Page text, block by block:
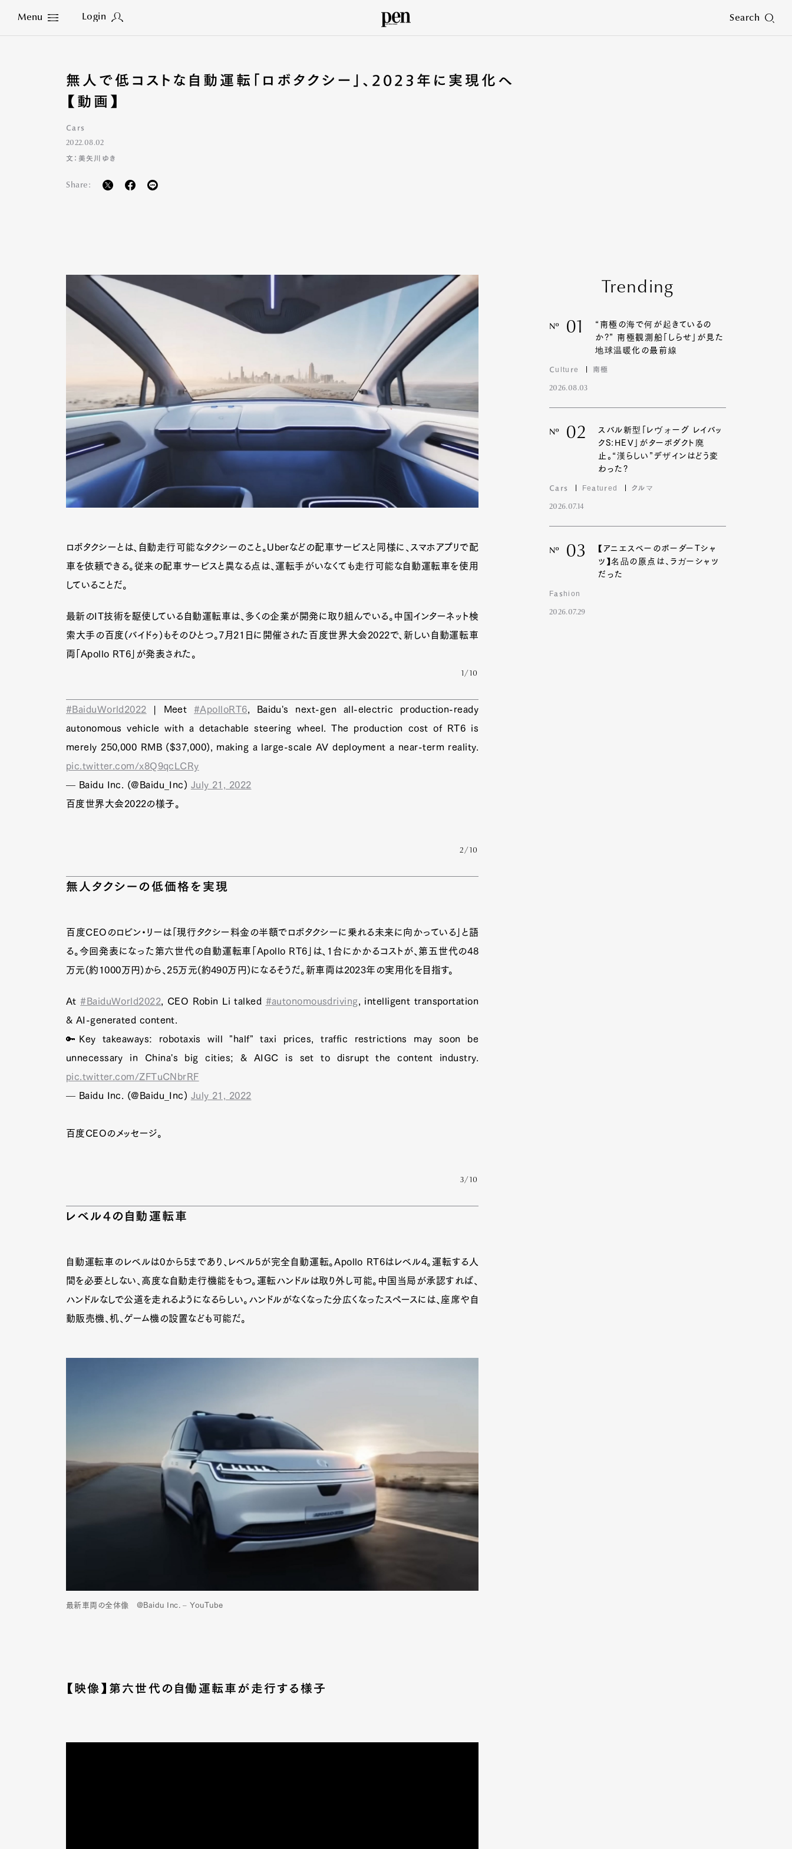
Menu Login Search
Close
Art&Design Watch
Fashion
Gourmet
Cars Product
Culture
Pen Meet Pen international
無人で低コストな自動運転「ロボタクシー」、2023年に実現化へ
【動画】
Cars
2022.08.02
文：美矢川ゆき
Share:
ロボタクシーとは、自動走行可能なタクシーのこと。Uberなどの配車サービスと同様に、スマホアプリで配
車を依頼できる。従来の配車サービスと異なる点は、運転手がいなくても走行可能な自動運転車を使用
していることだ。
最新のIT技術を駆使している自動運転車は、多くの企業が開発に取り組んでいる。中国インターネット検
索大手の百度(バイドゥ)もそのひとつ。7月21日に開催された百度世界大会2022で、新しい自動運転車
両「Apollo RT6」が発表された。
1/10
#BaiduWorld2022 | Meet#ApolloRT6 , Baidu's next-gen all-electric production-ready
autonomous vehicle with a detachable steering wheel. The production cost of RT6 is
merely 250,000 RMB ($37,000), making a large-scale AV deployment a near-term reality.
pic.twitter.com/x8Q9qcLCRy
— Baidu Inc. (@Baidu_Inc) July 21, 2022
百度世界大会2022の様子。
2/10
無人タクシーの低価格を実現
百度CEOのロビン・リーは「現行タクシー料金の半額でロボタクシーに乗れる未来に向かっている」と語
る。今回発表になった第六世代の自動運転車「Apollo RT6」は、1台にかかるコストが、第五世代の48
万元(約1000万円)から、25万元(約490万円)になるそうだ。新車両は2023年の実用化を目指す。
At#BaiduWorld2022 , CEO Robin Li talked #autonomousdriving , intelligent transportation
& AI-generated content.
🔑Key takeaways: robotaxis will "half" taxi prices, traffic restrictions may soon be
unnecessary in China's big cities; & AIGC is set to disrupt the content industry.
pic.twitter.com/ZFTuCNbrRF
— Baidu Inc. (@Baidu_Inc) July 21, 2022
百度CEOのメッセージ。
3/10
レベル4の自動運転車
自動運転車のレベルは0から5まであり、レベル5が完全自動運転。Apollo RT6はレベル4。運転する人
間を必要としない、高度な自動走行機能をもつ。運転ハンドルは取り外し可能。中国当局が承認すれば、
ハンドルなしで公道を走れるようになるらしい。ハンドルがなくなった分広くなったスペースには、座席や自
動販売機、机、ゲーム機の設置なども可能だ。
最新車両の全体像 @Baidu Inc. – YouTube
【映像】第六世代の自働運転車が走行する様子
Trending
Nº 01
“南極の海で何が起きているの
か?” 南極観測船「しらせ」が見た
地球温暖化の最前線
Culture 南極
2026.08.03
Nº 02
スバル新型「レヴォーグ レイバッ
クS:HEV」がターボダクト廃
止。“漢らしい”デザインはどう変
わった?
Cars Featured クルマ
2026.07.14
Nº 03
【アニエスベーのボーダーTシャ
ツ】名品の原点は、ラガーシャツ
だった
Fashion
2026.07.29